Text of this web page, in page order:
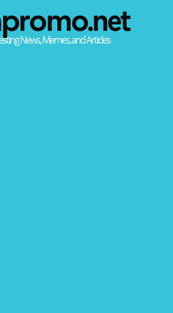
News, Memes, and Articles